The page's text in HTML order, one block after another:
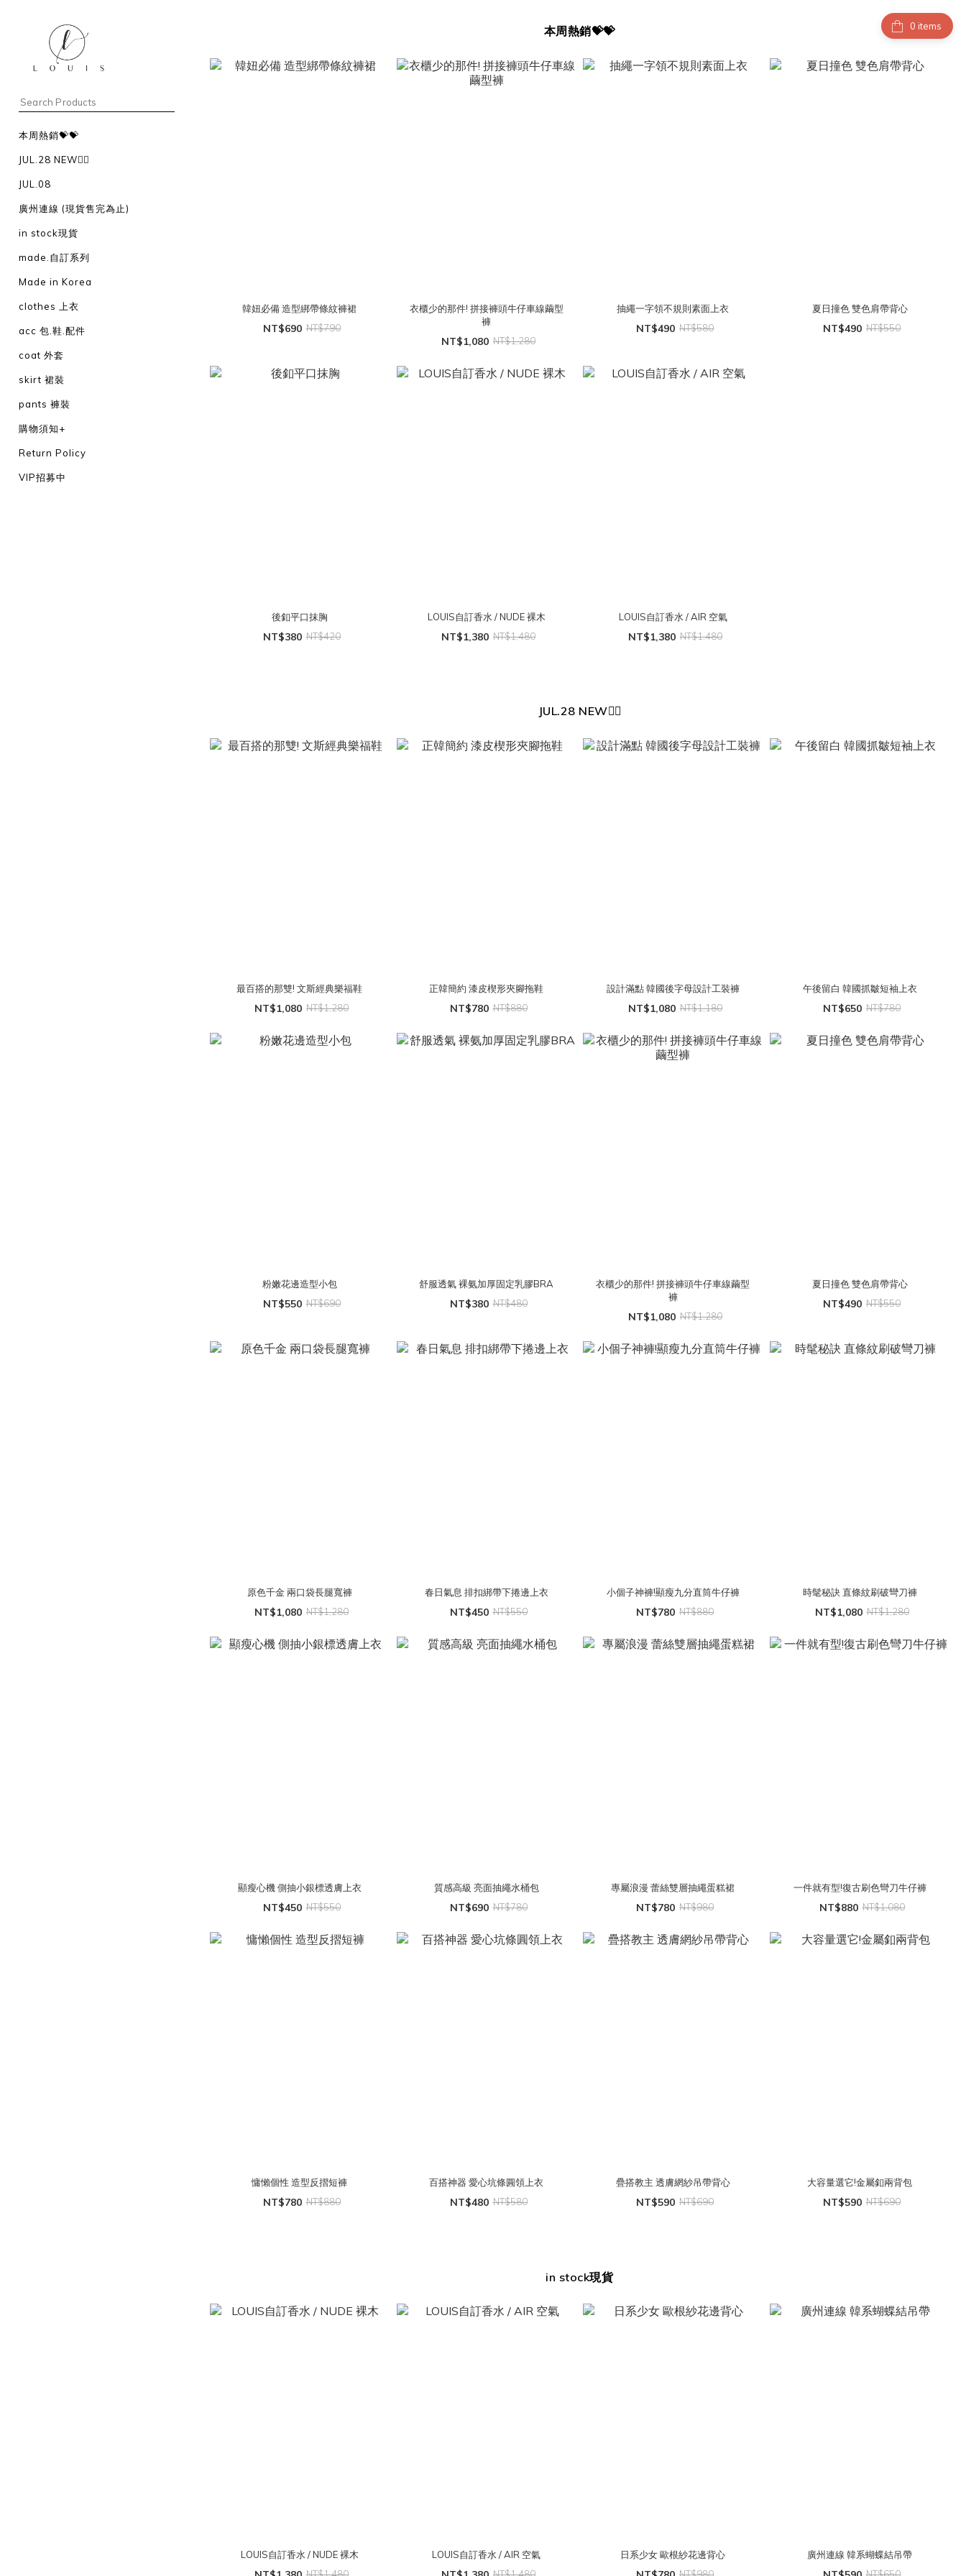
本周熱銷💝💝
JUL.28 NEW❤️‍🔥
JUL.08
廣州連線 (現貨售完為止)
in stock現貨
made.自訂系列
Made in Korea
clothes 上衣
acc 包.鞋.配件
coat 外套
skirt 裙裝
pants 褲裝
購物須知+
Return Policy
VIP招募中
items
本周熱銷💝💝
韓妞必備 造型綁帶條紋褲裙
NT$690 NT$790
衣櫃少的那件! 拼接褲頭牛仔車線繭型
褲
NT$1,080 NT$1,280
抽繩一字領不規則素面上衣
NT$490 NT$580
夏日撞色 雙色肩帶背心
NT$490 NT$550
後釦平口抹胸
NT$380 NT$420
LOUIS自訂香水 / NUDE 裸木
NT$1,380 NT$1,480
LOUIS自訂香水 / AIR 空氣
NT$1,380 NT$1,480
JUL.28 NEW❤️‍🔥
最百搭的那雙! 文斯經典樂福鞋
NT$1,080 NT$1,280
正韓簡約 漆皮楔形夾腳拖鞋
NT$780 NT$880
設計滿點 韓國後字母設計工裝褲
NT$1,080 NT$1,180
午後留白 韓國抓皺短袖上衣
NT$650 NT$780
粉嫩花邊造型小包
NT$550 NT$690
舒服透氣 裸氨加厚固定乳膠BRA
NT$380 NT$480
衣櫃少的那件! 拼接褲頭牛仔車線繭型
褲
NT$1,080 NT$1,280
夏日撞色 雙色肩帶背心
NT$490 NT$550
原色千金 兩口袋長腿寬褲
NT$1,080 NT$1,280
春日氣息 排扣綁帶下捲邊上衣
NT$450 NT$550
小個子神褲!顯瘦九分直筒牛仔褲
NT$780 NT$880
時髦秘訣 直條紋刷破彎刀褲
NT$1,080 NT$1,280
顯瘦心機 側抽小銀標透膚上衣
NT$450 NT$550
質感高級 亮面抽繩水桶包
NT$690 NT$780
專屬浪漫 蕾絲雙層抽繩蛋糕裙
NT$780 NT$980
一件就有型!復古刷色彎刀牛仔褲
NT$880 NT$1,080
慵懶個性 造型反摺短褲
NT$780 NT$880
百搭神器 愛心坑條圓領上衣
NT$480 NT$580
疊搭教主 透膚網紗吊帶背心
NT$590 NT$690
大容量選它!金屬釦兩背包
NT$590 NT$690
in stock現貨
LOUIS自訂香水 / NUDE 裸木 LOUIS自訂香水 / AIR 空氣 日系少女 歐根紗花邊背心 廣州連線 韓系蝴蝶結吊帶